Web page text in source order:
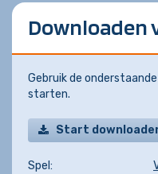
Downloaden
Gebruik de
starten.
Start
Spel: